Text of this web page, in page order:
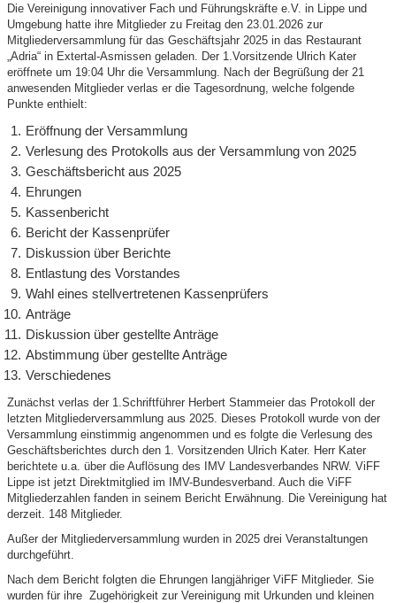
Die Vereinigung innovativer Fach und Führungskräfte e.V. in Lippe und
Umgebung hatte ihre Mitglieder zu Freitag den 23.01.2026 zur
Mitgliederversammlung für das Geschäftsjahr 2025 in das Restaurant
„Adria“ in Extertal-Asmissen geladen. Der 1.Vorsitzende Ulrich Kater
eröffnete um 19:04 Uhr die Versammlung. Nach der Begrüßung der 21
anwesenden Mitglieder verlas er die Tagesordnung, welche folgende
Punkte enthielt:
Eröffnung der Versammlung
Verlesung des Protokolls aus der Versammlung von 2025
Geschäftsbericht aus 2025
Ehrungen
Kassenbericht
Bericht der Kassenprüfer
Diskussion über Berichte
Entlastung des Vorstandes
Wahl eines stellvertretenen Kassenprüfers
Anträge
Diskussion über gestellte Anträge
Abstimmung über gestellte Anträge
Verschiedenes
Zunächst verlas der 1.Schriftführer Herbert Stammeier das Protokoll der
letzten Mitgliederversammlung aus 2025. Dieses Protokoll wurde von der
Versammlung einstimmig angenommen und es folgte die Verlesung des
Geschäftsberichtes durch den 1. Vorsitzenden Ulrich Kater. Herr Kater
berichtete u.a. über die Auflösung des IMV Landesverbandes NRW. ViFF
Lippe ist jetzt Direktmitglied im IMV-Bundesverband. Auch die ViFF
Mitgliederzahlen fanden in seinem Bericht Erwähnung. Die Vereinigung hat
derzeit. 148 Mitglieder.
Außer der Mitgliederversammlung wurden in 2025 drei Veranstaltungen
durchgeführt.
Nach dem Bericht folgten die Ehrungen langjähriger ViFF Mitglieder. Sie
wurden für ihre Zugehörigkeit zur Vereinigung mit Urkunden und kleinen